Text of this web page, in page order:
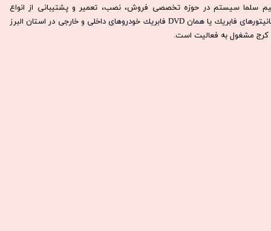
سلما سيستم در حوزه تخصصی فروش، نصب، تعمير و پشتيبانی از انواع
مانيتورهای فابريك يا همان DVD فابريك خودروهای داخلی و خارجی در استان البرز
كرج مشغول به فعاليت است.​​​​​​​